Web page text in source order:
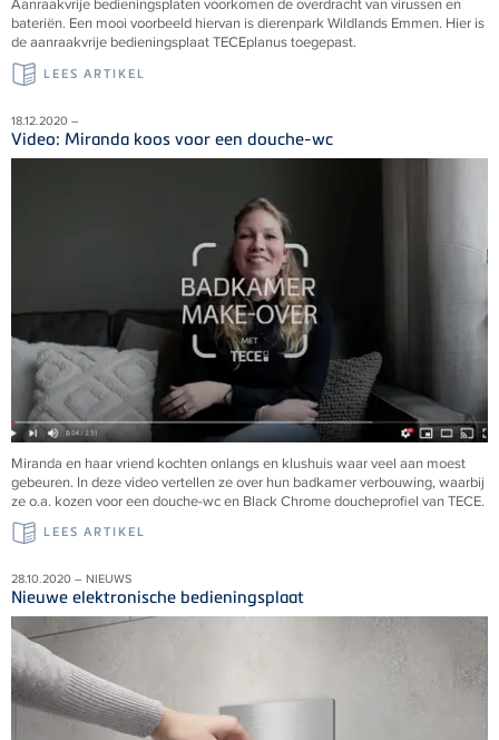
bateriën. Een mooi voorbeeld hiervan is dierenpark Wildlands Emmen. Hier is
de aanraakvrije bedieningsplaat TECEplanus toegepast.
LEES ARTIKEL
18.12.2020 –
Video: Miranda koos voor een douche-wc
Miranda en haar vriend kochten onlangs en klushuis waar veel aan moest
gebeuren. In deze video vertellen ze over hun badkamer verbouwing, waarbij
ze o.a. kozen voor een douche-wc en Black Chrome doucheprofiel van TECE.
LEES ARTIKEL
28.10.2020 – NIEUWS
Nieuwe elektronische bedieningsplaat